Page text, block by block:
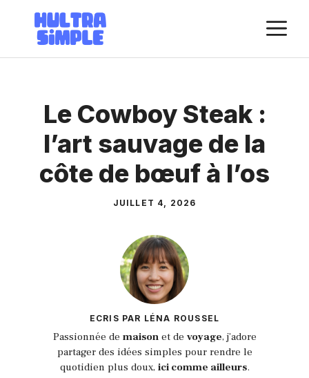
contenu
Le Cowboy Steak :
l’art sauvage de la
côte de bœuf à l’os
JUILLET 4, 2026
ECRIS PAR LÉNA ROUSSEL
Passionnée de maisonet de voyage, j’adore
partager des idées simples pour rendre le
quotidien plus doux, ici comme ailleurs.